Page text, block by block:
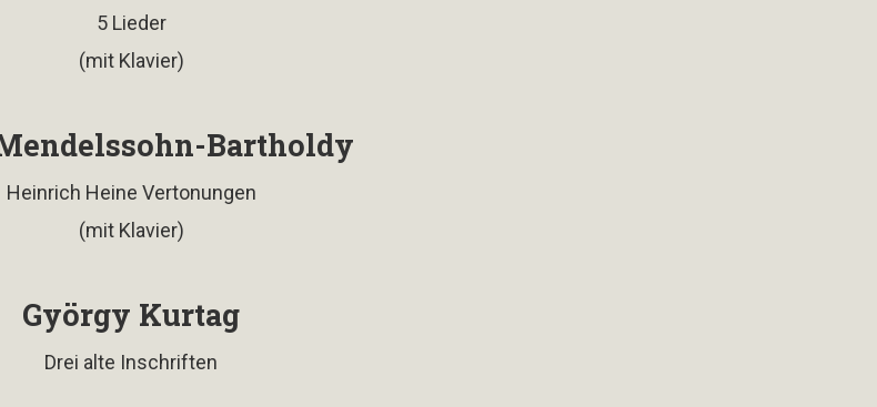
5 Lieder
(mit Klavier)
Bartholdy
Heinrich Heine Vertonungen
(mit Klavier)
György Kurtag
Drei alte Inschriften